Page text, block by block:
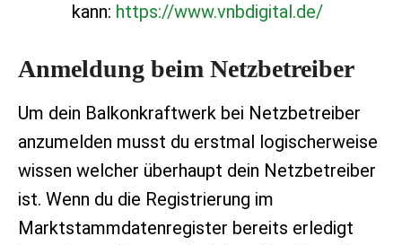
kann: https://www.vnbdigital.de/
Anmeldung beim Netzbetreiber
Um dein Balkonkraftwerk bei Netzbetreiber
anzumelden musst du erstmal logischerweise
wissen welcher überhaupt dein Netzbetreiber
ist. Wenn du die Registrierung im
Marktstammdatenregister bereits erledigt